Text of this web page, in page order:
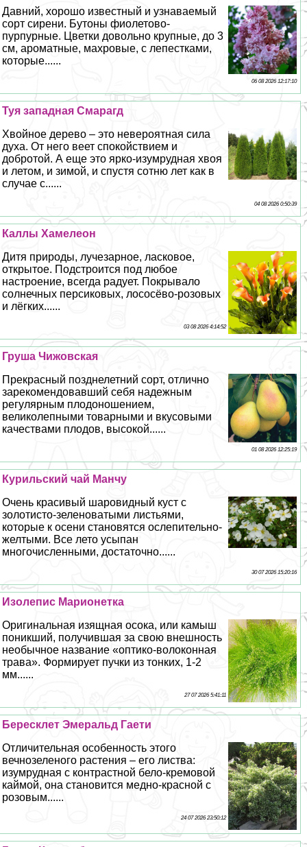
Давний, хорошо известный и узнаваемый
сорт сирени. Бутоны фиолетово-
пурпурные. Цветки довольно крупные, до 3
см, ароматные, махровые, с лепестками,
которые......
06 08 2026 12:17:10
Туя западная Смарагд
Хвойное дерево – это невероятная сила
духа. От него веет спокойствием и
добротой. А еще это ярко-изумрудная хвоя
и летом, и зимой, и спустя сотню лет как в
случае с......
04 08 2026 0:50:39
Каллы Хамелеон
Дитя природы, лучезарное, ласковое,
открытое. Подстроится под любое
настроение, всегда радует. Покрывало
солнечных персиковых, лососёво-розовых
и лёгких......
03 08 2026 4:14:52
Груша Чижовская
Прекрасный позднелетний сорт, отлично
зарекомендовавший себя надежным
регулярным плодоношением,
великолепными товарными и вкусовыми
качествами плодов, высокой......
01 08 2026 12:25:19
Курильский чай Манчу
Очень красивый шаровидный куст с
золотисто-зеленоватыми листьями,
которые к осени становятся ослепительно-
желтыми. Все лето усыпан
многочисленными, достаточно......
30 07 2026 15:20:16
Изолепис Марионетка
Оригинальная изящная осока, или камыш
поникший, получившая за свою внешность
необычное название «оптико-волоконная
трава». Формирует пучки из тонких, 1-2
мм......
27 07 2026 5:41:11
Бересклет Эмеральд Гаети
Отличительная особенность этого
вечнозеленого растения – его листва:
изумрудная с контрастной бело-кремовой
каймой, она становится медно-красной с
розовым......
24 07 2026 23:50:12